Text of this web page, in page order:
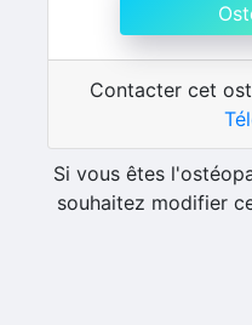
Contacter cet
Si vous êtes
souhaitez modifier